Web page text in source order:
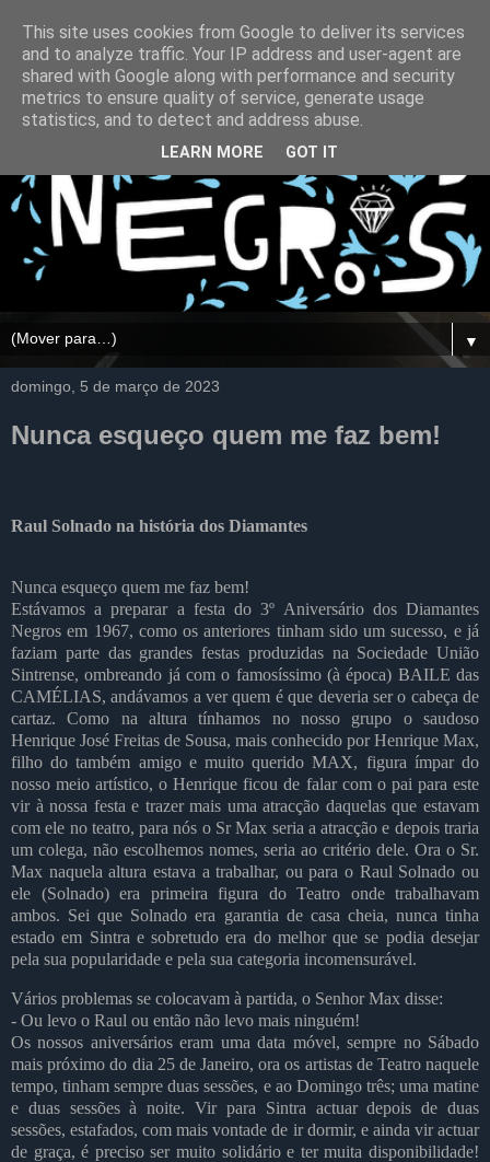
▼
domingo, 5 de março de 2023
Nunca esqueço quem me faz bem!
Raul Solnado na história dos Diamantes
Nunca esqueço quem me faz bem!
Estávamos a preparar a festa do 3º Aniversário dos Diamantes
Negros em 1967, como os anteriores tinham sido um sucesso, e já
faziam parte das grandes festas produzidas na Sociedade União
Sintrense, ombreando já com o famosíssimo (à época) BAILE das
CAMÉLIAS, andávamos a ver quem é que deveria ser o cabeça de
cartaz. Como na altura tínhamos no nosso grupo o saudoso
Henrique José Freitas de Sousa, mais conhecido por Henrique Max,
filho do também amigo e muito querido MAX, figura ímpar do
nosso meio artístico, o Henrique ficou de falar com o pai para este
vir à nossa festa e trazer mais uma atracção daquelas que estavam
com ele no teatro, para nós o Sr Max seria a atracção e depois traria
um colega, não escolhemos nomes, seria ao critério dele. Ora o Sr.
Max naquela altura estava a trabalhar, ou para o Raul Solnado ou
ele (Solnado) era primeira figura do Teatro onde trabalhavam
ambos. Sei que Solnado era garantia de casa cheia, nunca tinha
estado em Sintra e sobretudo era do melhor que se podia desejar
pela sua popularidade e pela sua categoria incomensurável.
Vários problemas se colocavam à partida, o Senhor Max disse:
- Ou levo o Raul ou então não levo mais ninguém!
Os nossos aniversários eram uma data móvel, sempre no Sábado
mais próximo do dia 25 de Janeiro, ora os artistas de Teatro naquele
tempo, tinham sempre duas sessões, e ao Domingo três; uma matine
e duas sessões à noite. Vir para Sintra actuar depois de duas
sessões, estafados, com mais vontade de ir dormir, e ainda vir actuar
de graça, é preciso ser muito solidário e ter muita disponibilidade!
This site uses cookies from Google to deliver its services
and to analyze traffic. Your IP address and user-agent are
shared with Google along with performance and security
metrics to ensure quality of service, generate usage
statistics, and to detect and address abuse.
LEARN MORE GOT IT